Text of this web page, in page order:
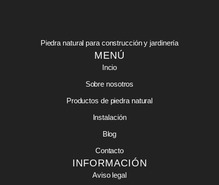
Piedra natural para construcción y jardinería
MENÚ
Incio
Sobre nosotros
Productos de piedra natural
Instalación
Blog
Contacto
INFORMACIÓN
Aviso legal